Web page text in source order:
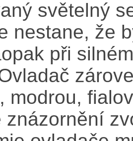
světelný
nestane, že
při
modrou,
znázornění